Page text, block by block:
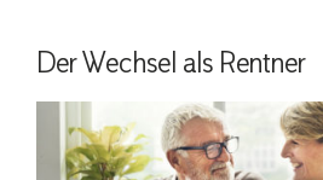
Der Wechsel als Rentner